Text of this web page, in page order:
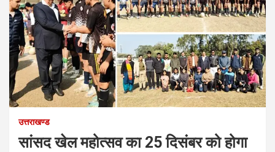
उत्तराखण्ड
सांसद खेल महोत्सव का 25 दिसंबर को होगा